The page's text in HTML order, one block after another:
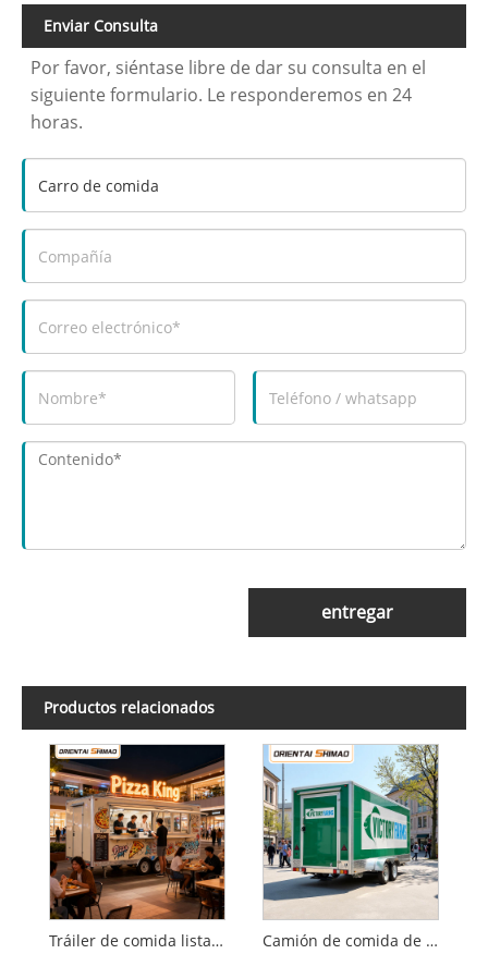
Enviar Consulta
Por favor, siéntase libre de dar su consulta en el
siguiente formulario. Le responderemos en 24
horas.
entregar
Productos relacionados
Tráiler de comida lista para franquicia Camión de comida de ensaladas orgánicas